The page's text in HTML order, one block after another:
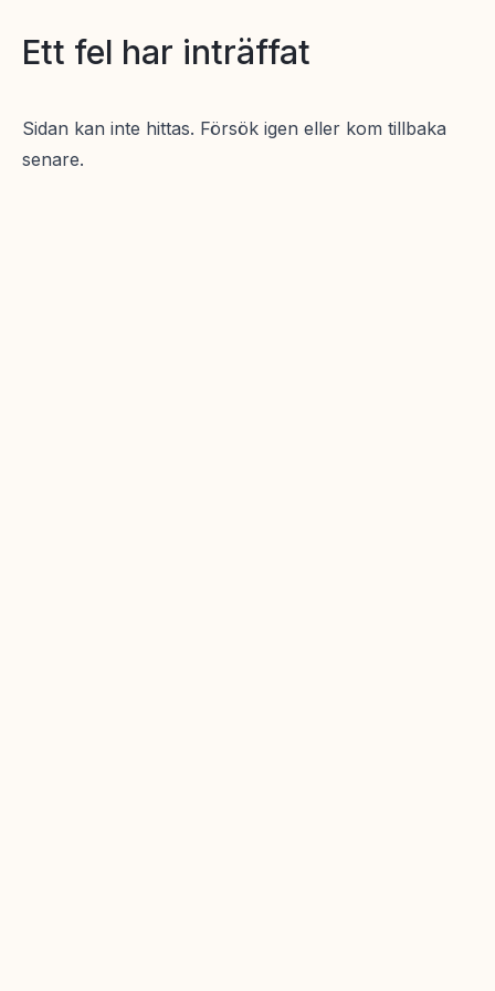
Ett fel har inträffat
Sidan kan inte hittas. Försök igen eller kom tillbaka
senare.